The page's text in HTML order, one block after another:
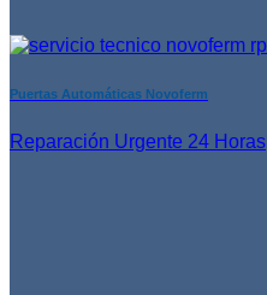
Puertas Automáticas Novoferm
Reparación Urgente 24 Horas